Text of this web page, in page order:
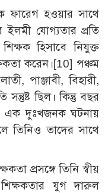
ফারেগ হওয়ার সাথে
ইলমী যোগ্যতার প্রতি
হিসাবে নিযুক্ত
করেন।[10] পঞ্চম
পাঞ্জাবী, বিহারী,
সন্তুষ্ট ছিল। কিন্তু বছর
এক দুঃখজনক ঘটনায়
তিনিও তাদের সাথে
প্রসঙ্গে তিনি স্বীয়
যুগ দারুল